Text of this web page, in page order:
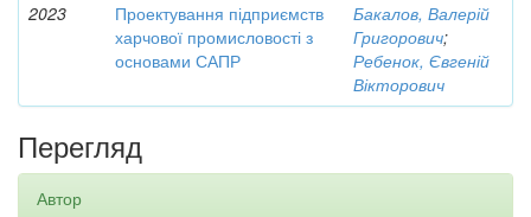
2023
Проектування підприємств
харчової промисловості з
основами САПР
Бакалов, Валерій
Григорович;
Ребенок, Євгеній
Вікторович
Перегляд
Автор